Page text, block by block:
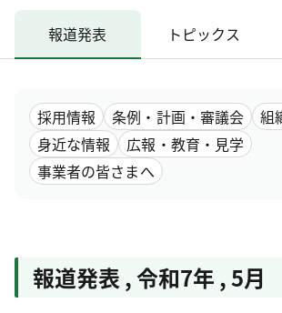
報道発表 トピックス
採用情報 条例・計画・審議会
組
身近な情報
広報・教育・見学
事業者の皆さまへ
報道発表 ,令和7年 ,5月